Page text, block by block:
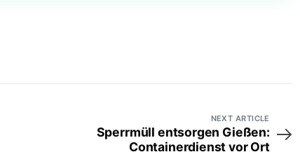
NEXT ARTICLE
Sperrmüll entsorgen Gießen:
Containerdienst vor Ort